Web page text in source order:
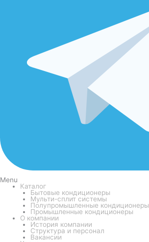
Menu
Каталог
Бытовые кондиционеры
Мульти-сплит системы
Полупромышленные кондиционеры
Промышленные кондиционеры
О компании
История компании
Структура и персонал
Вакансии